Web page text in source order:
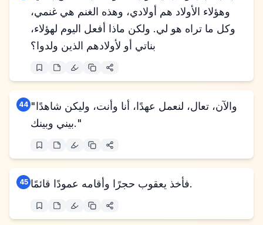
وهؤلاء الأولاد هم أولادي، وهذه الغنم هي غنمي،
وكل ما تراه هو لي. ولكن ماذا أفعل اليوم لهؤلاء،
بناتي أو لأولادهم الذين ولدوا؟
44 "والآن، تعال، لنعمل عهدًا، أنا وأنت، وليكن شاهدًا
بيني وبينك."
45 فأخذ يعقوب حجرًا وأقامه عمودًا قائمًا.